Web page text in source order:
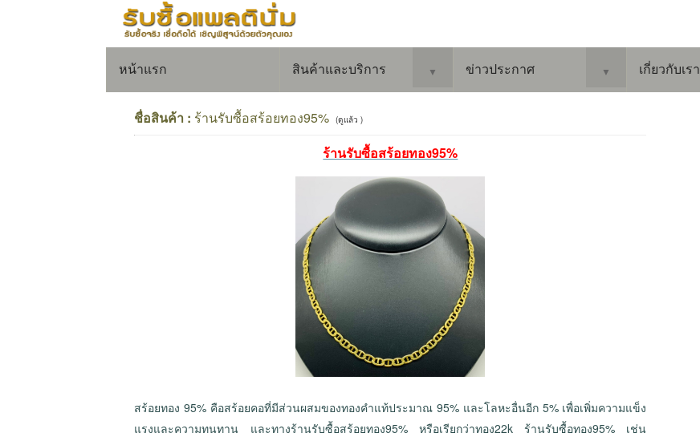
หน้าแรก สินค้าและบริการ ▼ ข่าวประกาศ ▼ เกี่ยวกับเรา
ชื่อสินค้า : ร้านรับซื้อสร้อยทอง95% (ดูแล้ว )
ร้านรับซื้อสร้อยทอง95%
สร้อยทอง 95% คือสร้อยคอที่มีส่วนผสมของทองคำแท้ประมาณ 95% และโลหะอื่นอีก 5% เพื่อเพิ่มความแข็ง
แรงและความทนทาน และทางร้านรับซื้อสร้อยทอง95% หรือเรียกว่าทอง22k ร้านรับซื้อทอง95% เช่น